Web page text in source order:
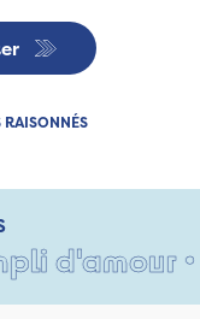
RAISONNÉS
•